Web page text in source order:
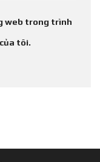
web trong trình
tôi.